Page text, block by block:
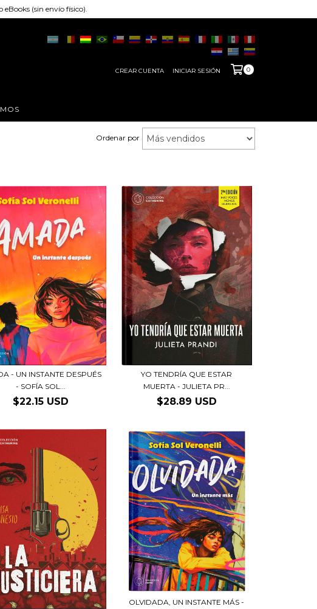
(sin envío físico).
CREAR CUENTA INICIAR SESIÓN 0
Ordenar por
- UN INSTANTE DESPUÉS
- SOFÍA SOL...
$22.15 USD
YO TENDRÍA QUE ESTAR
MUERTA - JULIETA PR...
$28.89 USD
OLVIDADA, UN INSTANTE MÁS -